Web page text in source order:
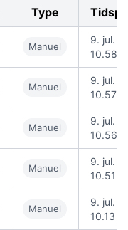
Type
Manuel
9. jul.
10.58
Manuel
9. jul.
10.57
Manuel
9. jul.
10.56
Manuel
9. jul.
10.51
Manuel
9. jul.
10.13